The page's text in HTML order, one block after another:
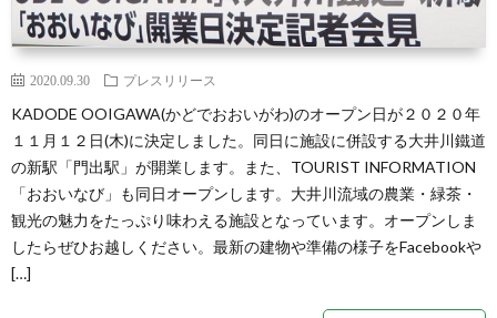
ャ
サ
イ
ト
2020.09.30 プレスリリース
KADODE OOIGAWA(かどでおおいがわ)のオープン日が２０２０年
１１月１２日(木)に決定しました。同日に施設に併設する大井川鐵道
の新駅「門出駅」が開業します。また、TOURIST INFORMATION
「おおいなび」も同日オープンします。大井川流域の農業・緑茶・
観光の魅力をたっぷり味わえる施設となっています。オープンしま
したらぜひお越しください。最新の建物や準備の様子をFacebookや
[…]